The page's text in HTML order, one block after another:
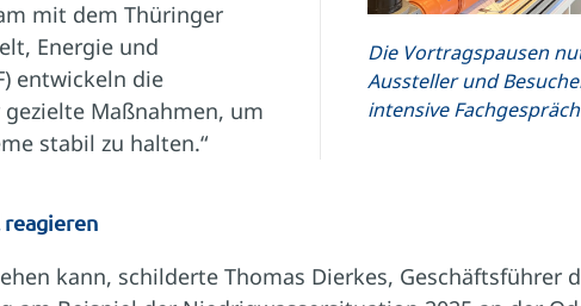
mit dem Thüringer
Energie und
entwickeln die
Maßnahmen, um
stabil zu halten.“
Die Vortragspausen
Aussteller und
intensive
kann, schilderte Thomas Dierkes, Geschäftsführer